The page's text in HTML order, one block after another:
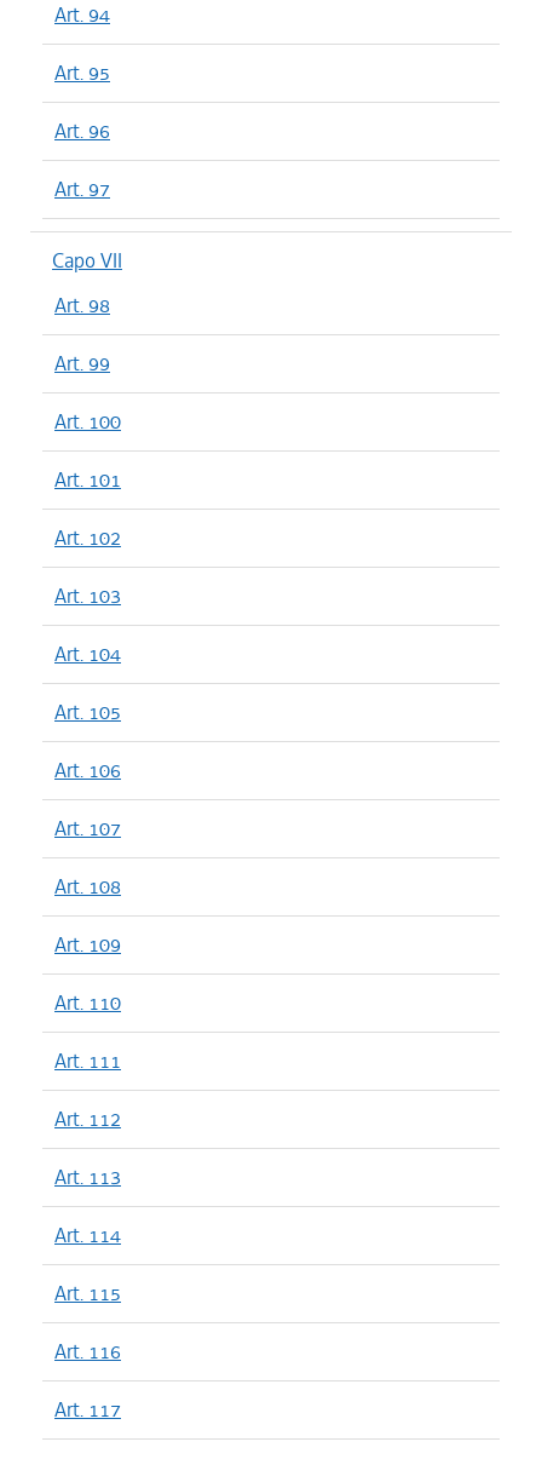
Art. 94
Art. 95
Art. 96
Art. 97
Capo VII
Art. 98
Art. 99
Art. 100
Art. 101
Art. 102
Art. 103
Art. 104
Art. 105
Art. 106
Art. 107
Art. 108
Art. 109
Art. 110
Art. 111
Art. 112
Art. 113
Art. 114
Art. 115
Art. 116
Art. 117